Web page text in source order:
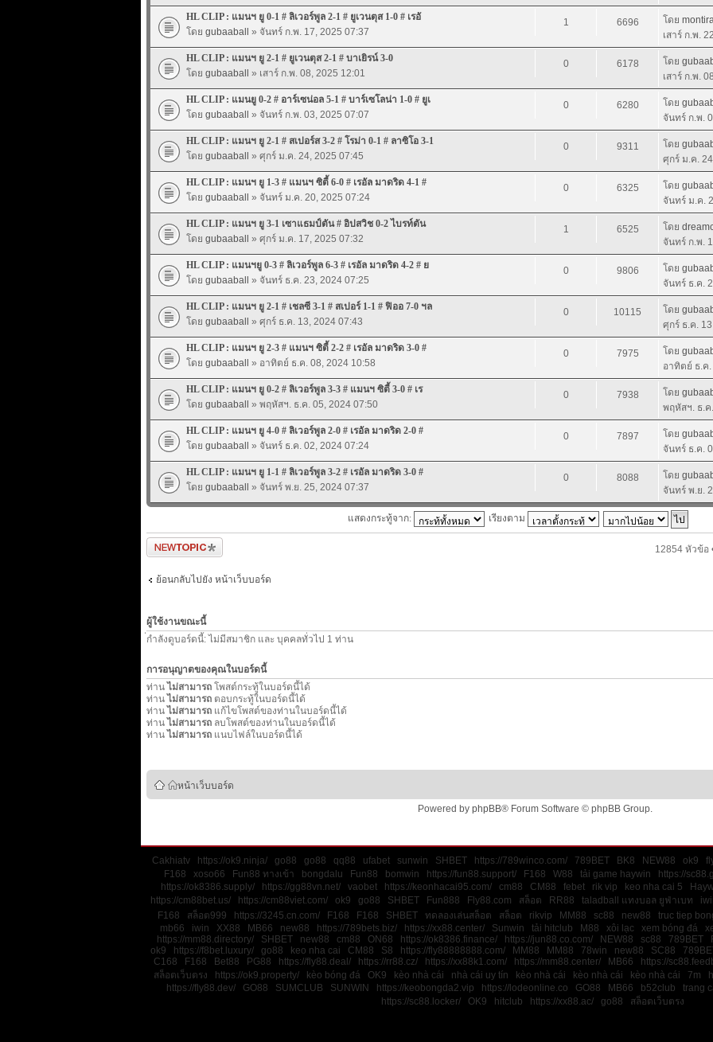
HL CLIP : แมนฯ ยู 0-1 # ลิเวอร์พูล 2-1 # ยูเวนตุส 1-0 # เรอั
โดย gubaaball » จันทร์ ก.พ. 17, 2025 07:37
1 6696 โดย
เสาร์ ก.พ.
HL CLIP : แมนฯ ยู 2-1 # ยูเวนตุส 2-1 # บาเยิรน์ 3-0
โดย gubaaball » เสาร์ ก.พ. 08, 2025 12:01
0 6178 โดย
เสาร์ ก.พ.
HL CLIP : แมนยู 0-2 # อาร์เซน่อล 5-1 # บาร์เซโลน่า 1-0 # ยูเ
โดย gubaaball » จันทร์ ก.พ. 03, 2025 07:07
0 6280 โดย
จันทร์ ก.พ.
HL CLIP : แมนฯ ยู 2-1 # สเปอร์ส 3-2 # โรม่า 0-1 # ลาซิโอ 3-1
โดย gubaaball » ศุกร์ ม.ค. 24, 2025 07:45
0 9311 โดย
ศุกร์ ม.ค.
HL CLIP : แมนฯ ยู 1-3 # แมนฯ ซิตี้ 6-0 # เรอัล มาดริด 4-1 #
โดย gubaaball » จันทร์ ม.ค. 20, 2025 07:24
0 6325 โดย
จันทร์ ม.ค.
HL CLIP : แมนฯ ยู 3-1 เซาแธมป์ตัน # อิปสวิช 0-2 ไบรท์ตัน
โดย gubaaball » ศุกร์ ม.ค. 17, 2025 07:32
1 6525 โดย
จันทร์ ก.พ.
HL CLIP : แมนฯยู 0-3 # ลิเวอร์พูล 6-3 # เรอัล มาดริด 4-2 # ย
โดย gubaaball » จันทร์ ธ.ค. 23, 2024 07:25
0 9806 โดย
จันทร์ ธ.ค.
HL CLIP : แมนฯ ยู 2-1 # เชลซี 3-1 # สเปอร์ 1-1 # ฟิออ 7-0 ฯล
โดย gubaaball » ศุกร์ ธ.ค. 13, 2024 07:43
0 10115 โดย
ศุกร์ ธ.ค.
HL CLIP : แมนฯ ยู 2-3 # แมนฯ ซิตี้ 2-2 # เรอัล มาดริด 3-0 #
โดย gubaaball » อาทิตย์ ธ.ค. 08, 2024 10:58
0 7975 โดย
อาทิตย์ ธ.ค.
HL CLIP : แมนฯ ยู 0-2 # ลิเวอร์พูล 3-3 # แมนฯ ซิตี้ 3-0 # เร
โดย gubaaball » พฤหัสฯ. ธ.ค. 05, 2024 07:50
0 7938 โดย
พฤหัสฯ. ธ.ค
HL CLIP : แมนฯ ยู 4-0 # ลิเวอร์พูล 2-0 # เรอัล มาดริด 2-0 #
โดย gubaaball » จันทร์ ธ.ค. 02, 2024 07:24
0 7897 โดย
จันทร์ ธ.ค.
HL CLIP : แมนฯ ยู 1-1 # ลิเวอร์พูล 3-2 # เรอัล มาดริด 3-0 #
โดย gubaaball » จันทร์ พ.ย. 25, 2024 07:37
0 8088 โดย
จันทร์ พ.ย.
แสดงกระทู้จาก: เรียงตาม
ตั้งกระทู้ใหม่ 12854 หัวข้อ
ย้อนกลับไปยัง หน้าเว็บบอร์ด
ผู้ใช้งานขณะนี้
่กำลังดูบอร์ดนี้: ไม่มีสมาชิก และ บุคคลทั่วไป 1 ท่าน
การอนุญาตของคุณในบอร์ดนี้
ท่าน ไม่สามารถโพสต์กระทู้ในบอร์ดนี้ได้
ท่าน ไม่สามารถตอบกระทู้ในบอร์ดนี้ได้
ท่าน ไม่สามารถแก้ไขโพสต์ของท่านในบอร์ดนี้ได้
ท่าน ไม่สามารถลบโพสต์ของท่านในบอร์ดนี้ได้
ท่าน ไม่สามารถแนบไฟล์ในบอร์ดนี้ได้
หน้าเว็บบอร์ด
Powered by phpBB® Forum Software © phpBB Group.
Cakhiatv https://ok9.ninja/ go88 go88 qq88 ufabet sunwin SHBET https://789winco.com/ 789BET BK8 NEW88 ok9
F168
xoso66 Fun88 ทางเข้า bongdalu Fun88 bomwin https://fun88.support/ F168 W88 tải game haywin
https://
https://ok8386.supply/
https://gg88vn.net/ vaobet https://keonhacai95.com/ cm88 CM88 febet rik vip keo nha cai 5
https://cm88bet.us/
https://cm88viet.com/ ok9 go88 SHBET Fun888 Fly88.com สล็อต RR88 taladball แทงบอล ยูฟ่าเบท
F168
สล็อต999 https://3245.cn.com/ F168 F168 SHBET ทดลองเล่นสล็อต สล็อต rikvip MM88 sc88 new88
truc tiep
mb66
iwin XX88 MB66 new88 https://789bets.biz/ https://xx88.center/ Sunwin tải hitclub M88 xôi lạc xem bóng đá
https://mm88.directory/
SHBET new88 cm88 ON68 https://ok8386.finance/ https://jun88.co.com/ NEW88 sc88 789BET
ok9
https://f8bet.luxury/ go88 keo nha cai CM88 S8 https://fly88888888.com/ MM88 MM88 78win new88 SC88
C168
F168 Bet88 PG88 https://fly88.deal/ https://rr88.cz/ https://xx88k1.com/ https://mm88.center/ MB66
https://
สล็อตเว็บตรง
https://ok9.property/ kèo bóng đá OK9 kèo nhà cái nhà cái uy tín kèo nhà cái kèo nhà cái kèo nhà cái 7m
https://fly88.dev/
GO88 SUMCLUB SUNWIN https://keobongda2.vip https://lodeonline.co GO88 MB66 b52club
trang
https://sc88.locker/
OK9 hitclub https://xx88.ac/ go88 สล็อตเว็บตรง